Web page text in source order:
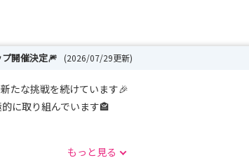
開催決定🎆 (2026/07/29更新)
たな挑戦を続けています🎉
に取り組んでいます🏤
もっと見る